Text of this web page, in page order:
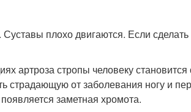
плохо двигаются. Если сделать
артроза стропы человеку
страдающую от заболевания ногу и
заметная хромота.